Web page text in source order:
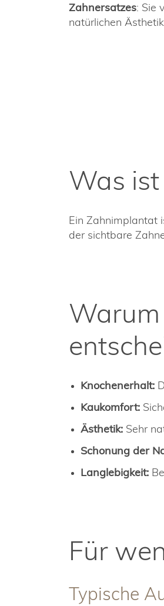
Zahnersatzes: Sie
natürlichen
Was
Ein Zahnimplantat
der sichtbare
Knochenerhalt:
Kaukomfort:
Ästhetik: Sehr
Schonung der
Langlebigkeit:
Für
Typische